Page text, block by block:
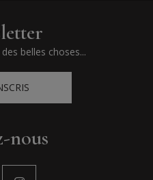
belles choses...
nous